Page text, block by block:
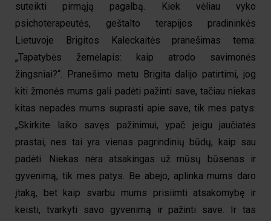
suteikti pirmąją pagalbą. Kiek vėliau vyko
psichoterapeutės, geštalto terapijos pradininkės
Lietuvoje Brigitos Kaleckaitės pranešimas tema:
„Tapatybės žemėlapis: kaip atrodo savimonės
žingsniai?“. Pranešimo metu Brigita dalijo patirtimi, jog
kiti žmonės mums gali padėti pažinti save, tačiau niekas
kitas nepadės mums suprasti apie save, tik mes patys:
„Skirkite laiko savęs pažinimui, ypač jeigu jaučiatės
prastai, nes tai yra vienas pagrindinių būdų, kaip sau
padėti. Niekas nėra atsakingas už mūsų būsenas ir
gyvenimą, tik mes patys. Be abejo, aplinka mums daro
įtaką, bet kaip svarbu mums prisiimti atsakomybę ir
keisti, tvarkyti savo gyvenimą ir pažinti save. Ir tas